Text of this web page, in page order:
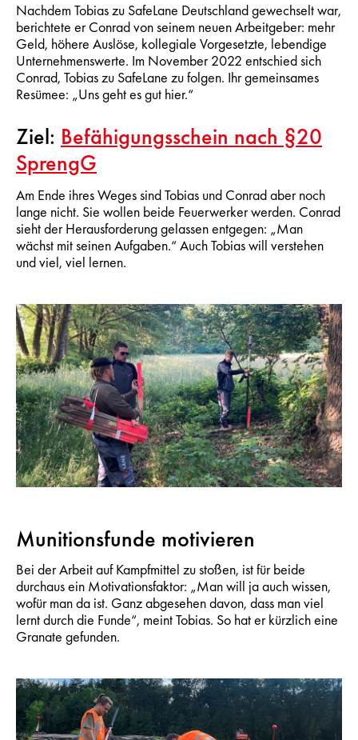
Nachdem Tobias zu SafeLane Deutschland gewechselt war,
berichtete er Conrad von seinem neuen Arbeitgeber: mehr
Geld, höhere Auslöse, kollegiale Vorgesetzte, lebendige
Unternehmenswerte. Im November 2022 entschied sich
Conrad, Tobias zu SafeLane zu folgen. Ihr gemeinsames
Resümee: „Uns geht es gut hier.“
Ziel: Befähigungsschein nach §20
SprengG
Am Ende ihres Weges sind Tobias und Conrad aber noch
lange nicht. Sie wollen beide Feuerwerker werden. Conrad
sieht der Herausforderung gelassen entgegen: „Man
wächst mit seinen Aufgaben.“ Auch Tobias will verstehen
und viel, viel lernen.
Munitionsfunde motivieren
Bei der Arbeit auf Kampfmittel zu stoßen, ist für beide
durchaus ein Motivationsfaktor: „Man will ja auch wissen,
wofür man da ist. Ganz abgesehen davon, dass man viel
lernt durch die Funde“, meint Tobias. So hat er kürzlich eine
Granate gefunden.